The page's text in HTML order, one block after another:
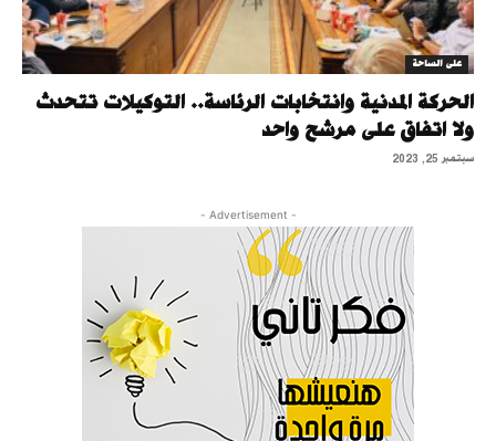
على الساحة
الحركة المدنية وانتخابات الرئاسة.. التوكيلات تتحدث
ولا اتفاق على مرشح واحد
سبتمبر 25, 2023
- Advertisement -